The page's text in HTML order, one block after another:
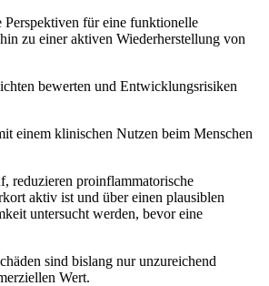
Perspektiven für eine funktionelle
zu einer aktiven Wiederherstellung von
bewerten und Entwicklungsrisiken
einem klinischen Nutzen beim Menschen
reduzieren proinflammatorische
aktiv ist und über einen plausiblen
untersucht werden, bevor eine
sind bislang nur unzureichend
Wert.